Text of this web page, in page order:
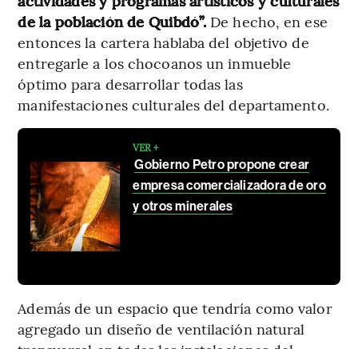
de la población de Quibdó”. De hecho, en ese
entonces la cartera hablaba del objetivo de
entregarle a los chocoanos un inmueble
óptimo para desarrollar todas las
manifestaciones culturales del departamento.
VER +
Gobierno Petro propone crear
empresa comercializadora de oro
y otros minerales
Además de un espacio que tendría como valor
agregado un diseño de ventilación natural